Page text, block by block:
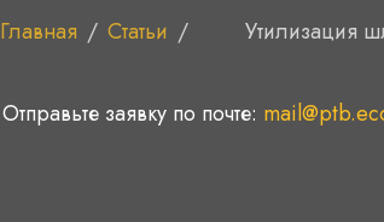
Главная / Статьи /
Утилизация
Отправьте заявку по почте: